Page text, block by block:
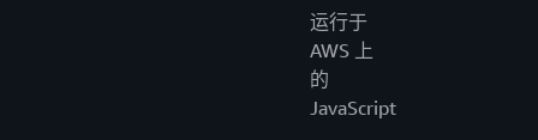
运行于
AWS 上
的
JavaScript